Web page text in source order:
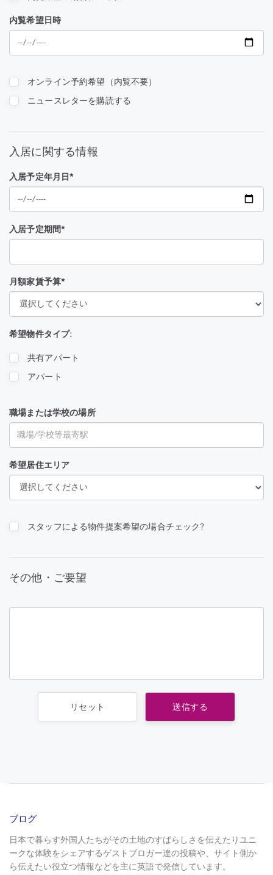
内覧希望日時
オンライン予約希望（内覧不要）
ニュースレターを購読する
入居に関する情報
入居予定年月日*
入居予定期間*
月額家賃予算*
希望物件タイプ:
共有アパート
アパート
職場または学校の場所
希望居住エリア
スタッフによる物件提案希望の場合チェック?
その他・ご要望
ブログ
日本で暮らす外国人たちがその土地のすばらしさを伝えたりユニ
ークな体験をシェアするゲストブロガー達の投稿や、サイト側か
ら伝えたい役立つ情報などを主に英語で発信しています。